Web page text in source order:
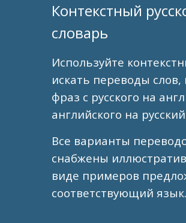
Контекстный
словарь
Используйте
искать переводы
фраз с русского на
английского на
Все варианты
снабжены
виде примеров
соответствующий язык.